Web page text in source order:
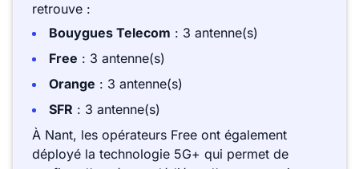
retrouve :
Bouygues Telecom : 3 antenne(s)
Free : 3 antenne(s)
Orange : 3 antenne(s)
SFR : 3 antenne(s)
À Nant, les opérateurs Free ont également
déployé la technologie 5G+ qui permet de